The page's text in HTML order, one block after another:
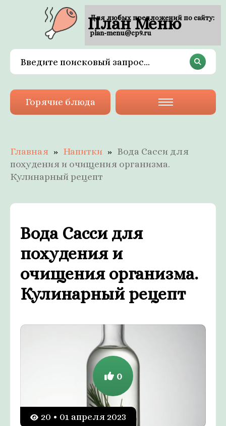
План Меню
Горячие блюда
Главная Напитки
Вода Сасси для
похудения и очищения организма.
Кулинарный рецепт
Вода Сасси для
похудения и
очищения организма.
Кулинарный рецепт
20 • 01 апреля 2023
0
Для любых предложений по сайту:
plan-menu@cp9.ru